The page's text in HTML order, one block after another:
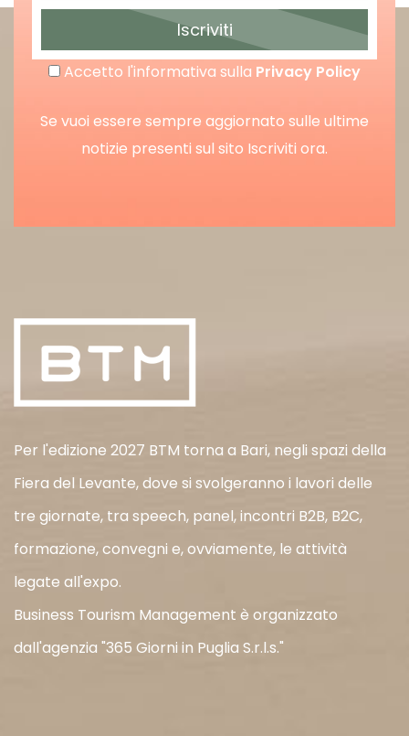
Iscriviti
Accetto l'informativa sulla Privacy Policy
Se vuoi essere sempre aggiornato sulle ultime
notizie presenti sul sito Iscriviti ora.
Per l'edizione 2027 BTM torna a Bari, negli spazi della
Fiera del Levante, dove si svolgeranno i lavori delle
tre giornate, tra speech, panel, incontri B2B, B2C,
formazione, convegni e, ovviamente, le attività
legate all'expo.
Business Tourism Management è organizzato
dall'agenzia "365 Giorni in Puglia S.r.l.s."